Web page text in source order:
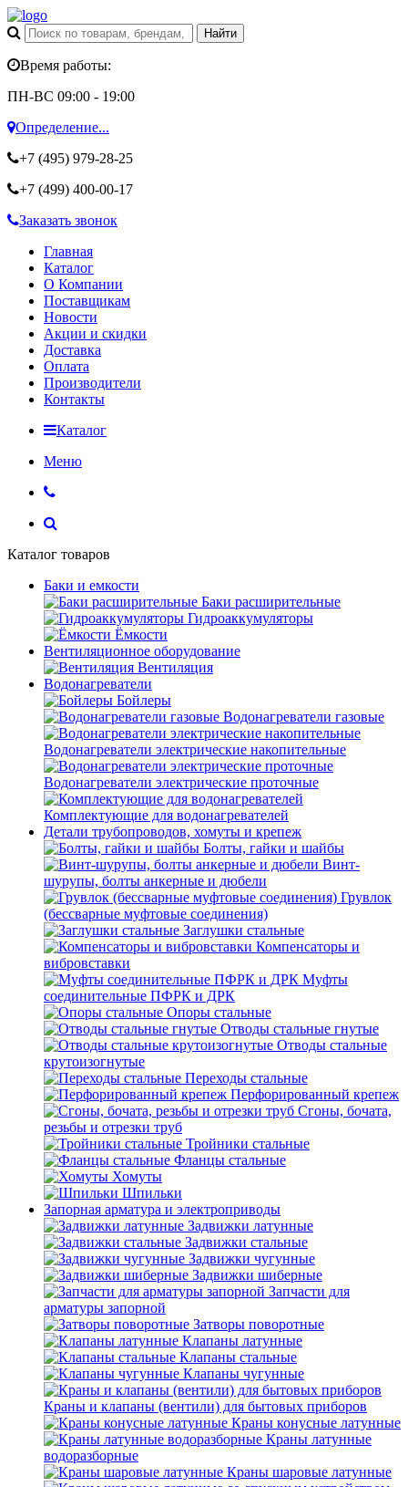
Время работы:
ПН-ВС 09:00 - 19:00
Определение...
+7 (495) 979-28-25
+7 (499) 400-00-17
Заказать звонок
Главная
Каталог
О Компании
Поставщикам
Новости
Акции и скидки
Доставка
Оплата
Производители
Контакты
Каталог
Меню
Каталог товаров
Баки и емкости
Баки расширительные
Гидроаккумуляторы
Ёмкости
Вентиляционное оборудование
Вентиляция
Водонагреватели
Бойлеры
Водонагреватели газовые
Водонагреватели электрические накопительные
Водонагреватели электрические проточные
Комплектующие для водонагревателей
Детали трубопроводов, хомуты и крепеж
Болты, гайки и шайбы
Винт-
шурупы, болты анкерные и дюбели
Грувлок
(бессварные муфтовые соединения)
Заглушки стальные
Компенсаторы и
вибровставки
Муфты
соединительные ПФРК и ДРК
Опоры стальные
Отводы стальные гнутые
Отводы стальные
крутоизогнутые
Переходы стальные
Перфорированный крепеж
Сгоны, бочата,
резьбы и отрезки труб
Тройники стальные
Фланцы стальные
Хомуты
Шпильки
Запорная арматура и электроприводы
Задвижки латунные
Задвижки стальные
Задвижки чугунные
Задвижки шиберные
Запчасти для
арматуры запорной
Затворы поворотные
Клапаны латунные
Клапаны стальные
Клапаны чугунные
Краны и клапаны (вентили) для бытовых приборов
Краны конусные латунные
Краны латунные
водоразборные
Краны шаровые латунные